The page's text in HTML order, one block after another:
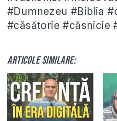
#Dumnezeu #Biblia
#căsătorie #căsnicie
Articole similare: